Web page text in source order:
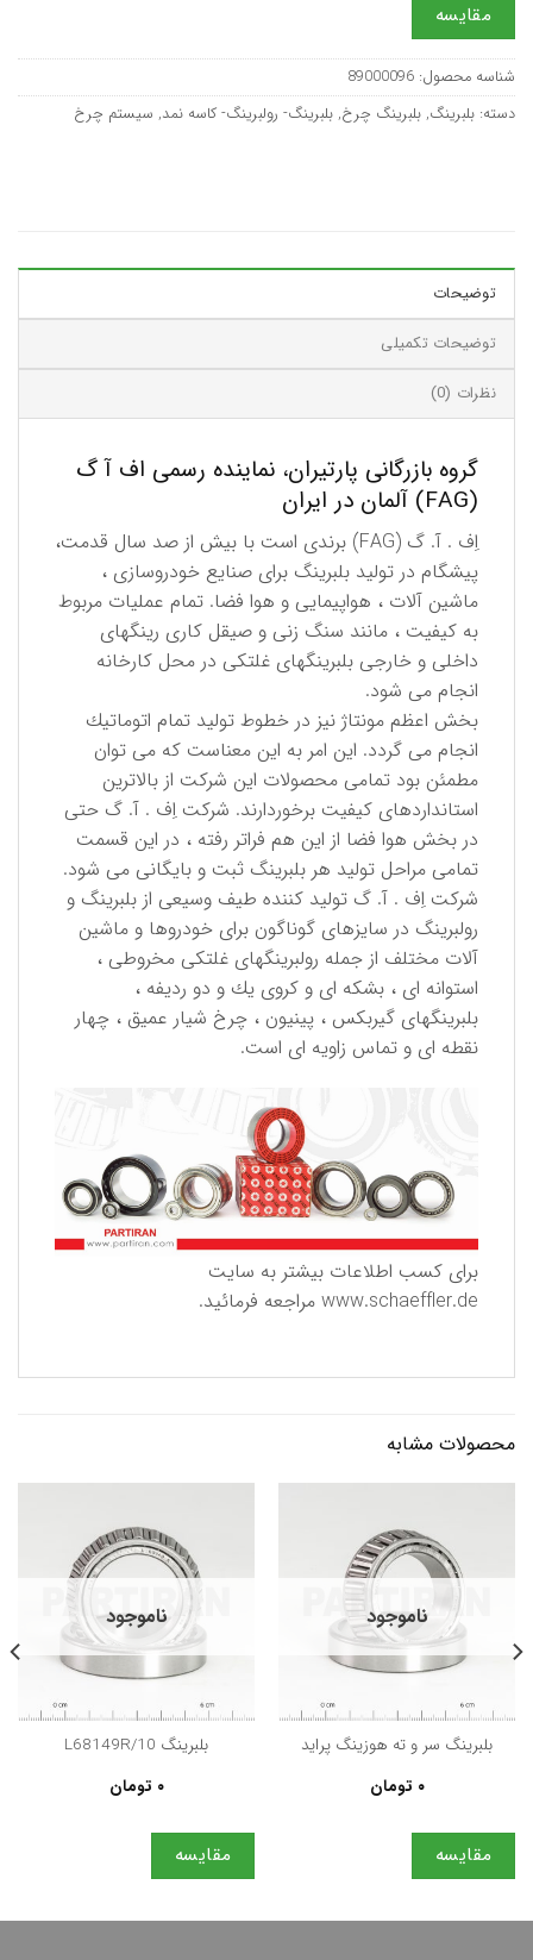
مقایسه
شناسه محصول: 89000096
دسته: بلبرینگ, بلبرینگ چرخ, بلبرینگ- رولبرینگ- کاسه نمد, سیستم چرخ
توضیحات
توضیحات تکمیلی
نظرات (0)
گروه بازرگانی پارتیران، نماینده رسمی اف آ گ
(FAG) آلمان در ایران
اِف . آ. گ (FAG) برندی است با بیش از صد سال قدمت،
پیشگام در تولید بلبرینگ برای صنایع خودروسازی ،
ماشین آلات ، هواپیمایی و هوا فضا. تمام عملیات مربوط
به كیفیت ، مانند سنگ زنی و صیقل كاری رینگهای
داخلی و خارجی بلبرینگهای غلتكی در محل كارخانه
انجام می شود.
بخش اعظم مونتاژ نیز در خطوط تولید تمام اتوماتیك
انجام می گردد. این امر به این معناست كه می توان
مطمئن بود تمامی محصولات این شركت از بالاترین
استانداردهای كیفیت برخوردارند. شركت اِف . آ. گ حتی
در بخش هوا فضا از این هم فراتر رفته ، در این قسمت
تمامی مراحل تولید هر بلبرینگ ثبت و بایگانی می شود.
شركت اِف . آ. گ تولید كننده طیف وسیعی از بلبرینگ و
رولبرینگ در سایزهای گوناگون برای خودروها و ماشین
آلات مختلف از جمله رولبرینگهای غلتكی مخروطی ،
استوانه ای ، بشكه ای و كروی یك و دو ردیفه ،
بلبرینگهای گیربكس ، پینیون ، چرخ شیار عمیق ، چهار
نقطه ای و تماس زاویه ای است.
برای كسب اطلاعات بیشتر به سایت
www.schaeffler.de مراجعه فرمائید.
محصولات مشابه
ناموجود
بلبرینگ سر و ته هوزینگ پرايد
۰ تومان
مقایسه
ناموجود
بلبرینگ L68149R/10
۰ تومان
مقایسه